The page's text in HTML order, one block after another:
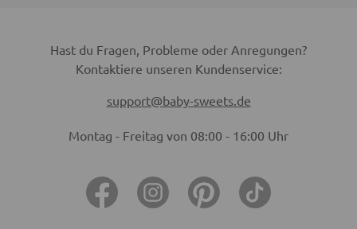
Hast du Fragen, Probleme oder Anregungen?
Kontaktiere unseren Kundenservice:
support@baby-sweets.de
Montag - Freitag von 08:00 - 16:00 Uhr